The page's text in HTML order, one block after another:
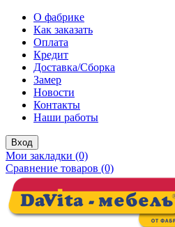
О фабрике
Как заказать
Оплата
Кредит
Доставка/Сборка
Замер
Новости
Контакты
Наши работы
Вход
Мои закладки (0)
Сравнение товаров (0)